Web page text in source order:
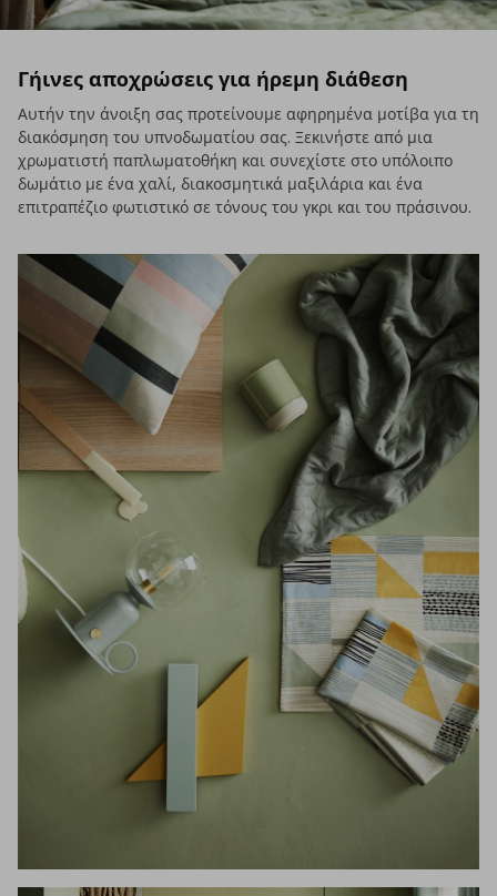
Γήινες αποχρώσεις για ήρεμη διάθεση
Αυτήν την άνοιξη σας προτείνουμε αφηρημένα μοτίβα για τη
διακόσμηση του υπνοδωματίου σας. Ξεκινήστε από μια
χρωματιστή παπλωματοθήκη και συνεχίστε στο υπόλοιπο
δωμάτιο με ένα χαλί, διακοσμητικά μαξιλάρια και ένα
επιτραπέζιο φωτιστικό σε τόνους του γκρι και του πράσινου.